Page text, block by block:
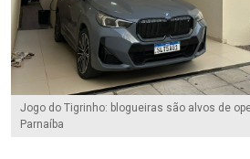
Jogo do Tigrinho: blogueiras são alvos de
Parnaíba